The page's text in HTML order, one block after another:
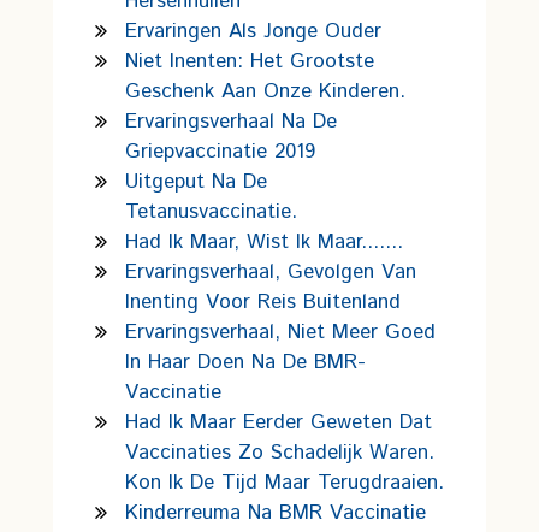
Ervaringen Als Jonge Ouder
Niet Inenten: Het Grootste
Geschenk Aan Onze Kinderen.
Ervaringsverhaal Na De
Griepvaccinatie 2019
Uitgeput Na De
Tetanusvaccinatie.
Had Ik Maar, Wist Ik Maar.......
Ervaringsverhaal, Gevolgen Van
Inenting Voor Reis Buitenland
Ervaringsverhaal, Niet Meer Goed
In Haar Doen Na De BMR-
Vaccinatie
Had Ik Maar Eerder Geweten Dat
Vaccinaties Zo Schadelijk Waren.
Kon Ik De Tijd Maar Terugdraaien.
Kinderreuma Na BMR Vaccinatie